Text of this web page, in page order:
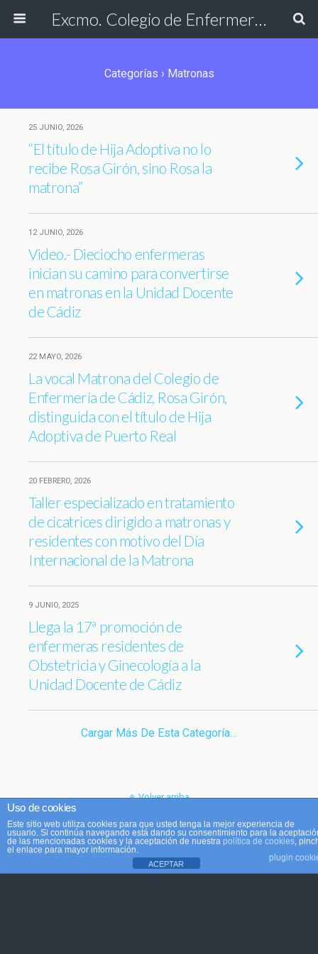
Excmo. Colegio de Enfermería de Cádiz
Categorías › Matronas
25 JUNIO, 2026
“El título de Hija Adoptiva no lo
recibe Rosa Girón, sino Rosa la
matrona”
12 JUNIO, 2026
Video.- Dieciocho enfermeras
inician su camino para convertirse
en matronas en la Unidad Docente
de Cádiz
22 MAYO, 2026
La vocal Matrona del Colegio de
Enfermería de Cádiz, Rosa Girón,
distinguida con el título de Hija
Adoptiva de Puerto Real
20 FEBRERO, 2026
Taller especializado en tratamiento
de cicatrices dirigido a matronas y
residentes con motivo del Día
Internacional de la Matrona
9 JUNIO, 2025
Llega la 17ª promoción de
enfermeras residentes de
Obstetricia y Ginecología a la
Unidad Docente de Cádiz
Cargar Más De Esta Categoría…
Volver arriba
Móvil Escritorio
Uso de cookies
Este sitio web utiliza cookies para que usted tenga la mejor experiencia de
usuario. Si continúa navegando está dando su consentimiento para la
de las mencionadas cookies y la aceptación de nuestra política de cookies,
el enlace para mayor información.
plugin
ACEPTAR